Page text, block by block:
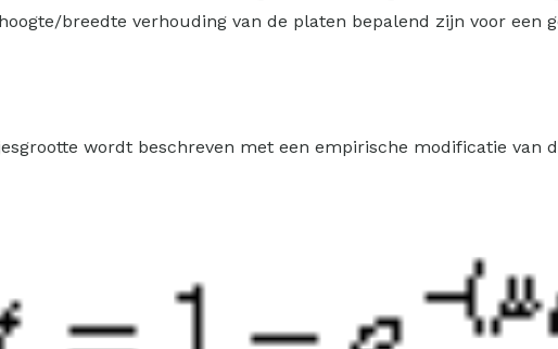
breedte verhouding van de platen bepalend zijn voor een
wordt beschreven met een empirische modificatie van